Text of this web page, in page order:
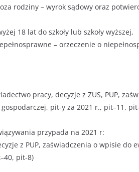
rodziny – wyrok sądowy oraz
18 lat do szkoły lub szkoły wyższej,
– orzeczenie o
pracy, decyzje z ZUS, PUP,
pit-y za 2021 r., pit–11,
przypada na 2021 r:
z PUP, zaświadczenia o wpisie do
pit-8)